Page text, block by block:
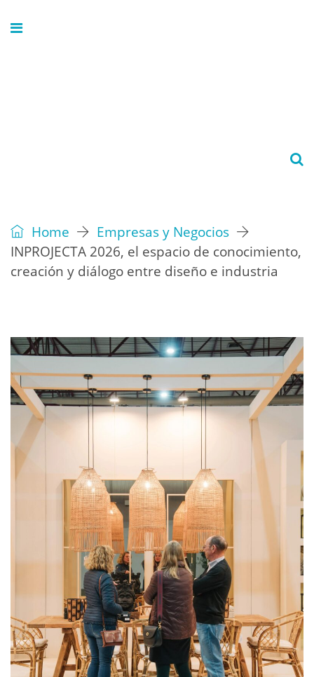
Home
Empresas y Negocios
INPROJECTA 2026, el espacio de conocimiento,
creación y diálogo entre diseño e industria